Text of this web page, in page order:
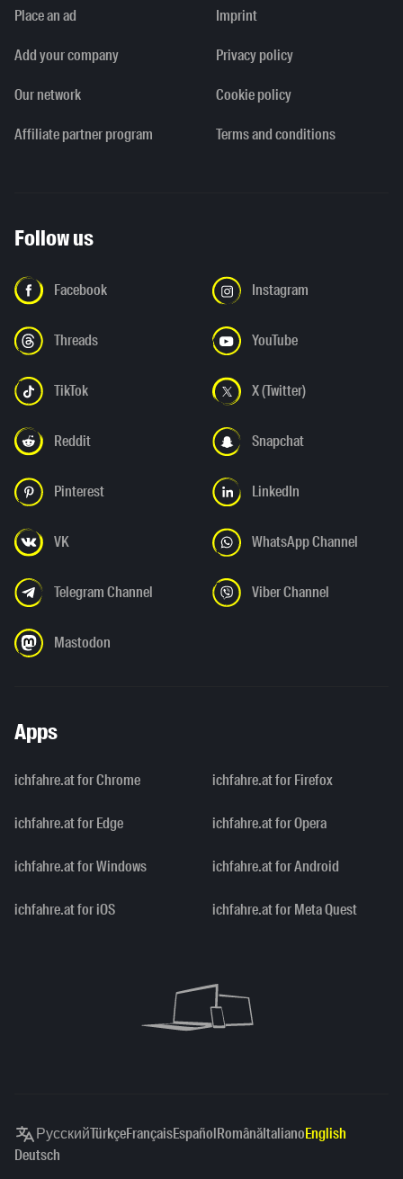
Place an ad
Add your company
Our network
Affiliate partner program
Imprint
Privacy policy
Cookie policy
Terms and conditions
Follow us
Facebook Instagram
Threads YouTube
TikTok X (Twitter)
Reddit Snapchat
Pinterest LinkedIn
VK WhatsApp Channel
Telegram Channel Viber Channel
Mastodon
Apps
ichfahre.at for Chrome ichfahre.at for Firefox
ichfahre.at for Edge ichfahre.at for Opera
ichfahre.at for Windows ichfahre.at for Android
ichfahre.at for iOS ichfahre.at for Meta Quest
РусскийTürkçeFrançaisEspañolRomânăItalianoEnglish
Deutsch